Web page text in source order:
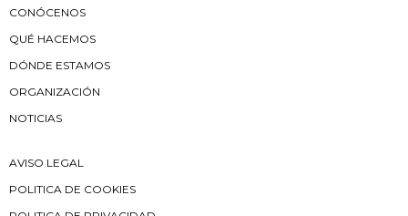
CONÓCENOS
QUÉ HACEMOS
DÓNDE ESTAMOS
ORGANIZACIÓN
NOTICIAS
AVISO LEGAL
POLITICA DE COOKIES